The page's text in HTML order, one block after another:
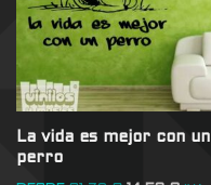
La vida es mejor con un
perro